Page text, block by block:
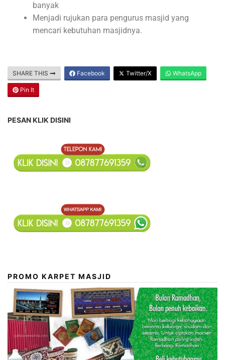
banyak
Menjadi rujukan para pengurus masjid yang
mencari kebutuhan masjidnya.
SHARE THIS Facebook Twitter/X WhatsApp
Pin It
PESAN KLIK DISINI
PROMO KARPET MASJID